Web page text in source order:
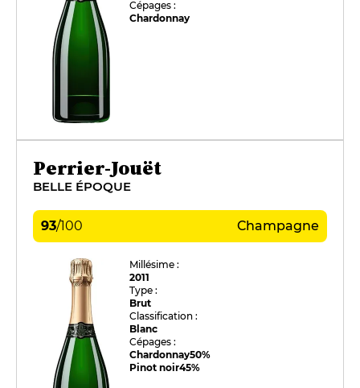
Cépages :
Chardonnay
Perrier-Jouët
BELLE ÉPOQUE
93/100 Champagne
Millésime :
2011
Type :
Brut
Classification :
Blanc
Cépages :
Chardonnay50%
Pinot noir45%